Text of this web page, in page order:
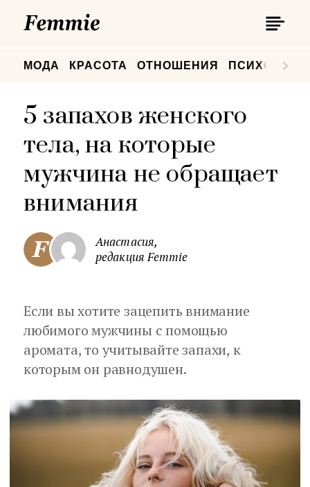
МОДА КРАСОТА ОТНОШЕНИЯ
5 запахов женского
тела, на которые
мужчина не обращает
внимания
Анастасия,
редакция Femmie
Если вы хотите зацепить внимание
любимого мужчины с помощью
аромата, то учитывайте запахи, к
которым он равнодушен.